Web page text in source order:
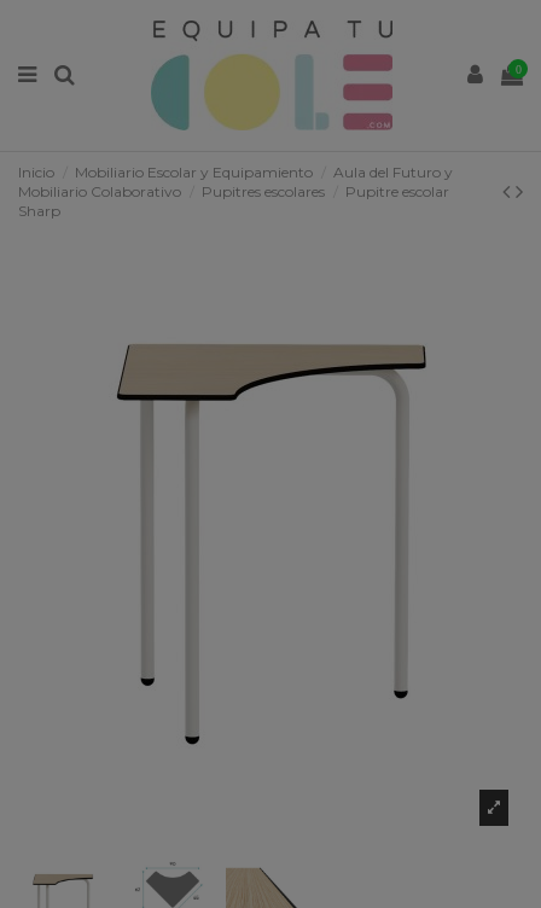
0
Inicio Mobiliario Escolar y Equipamiento
Aula del Futuro y
Mobiliario Colaborativo
Pupitres escolares
Pupitre escolar
Sharp